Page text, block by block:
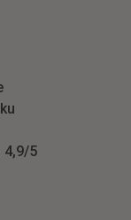
4,9/5